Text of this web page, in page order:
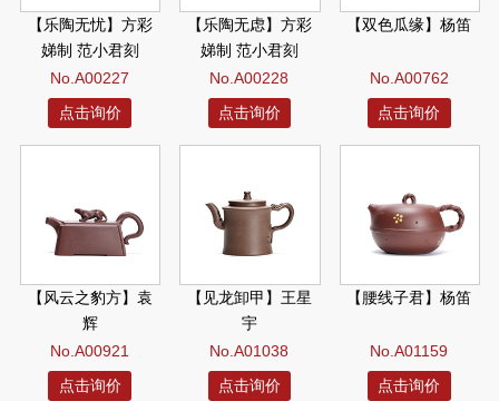
【乐陶无忧】方彩
娣制 范小君刻
No.A00227
点击询价
【乐陶无虑】方彩
娣制 范小君刻
No.A00228
点击询价
【双色瓜缘】杨笛
No.A00762
点击询价
【风云之豹方】袁
辉
No.A00921
点击询价
【见龙卸甲】王星
宇
No.A01038
点击询价
【腰线子君】杨笛
No.A01159
点击询价